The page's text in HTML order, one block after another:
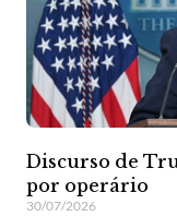
Discurso de
por operário
30/07/2026